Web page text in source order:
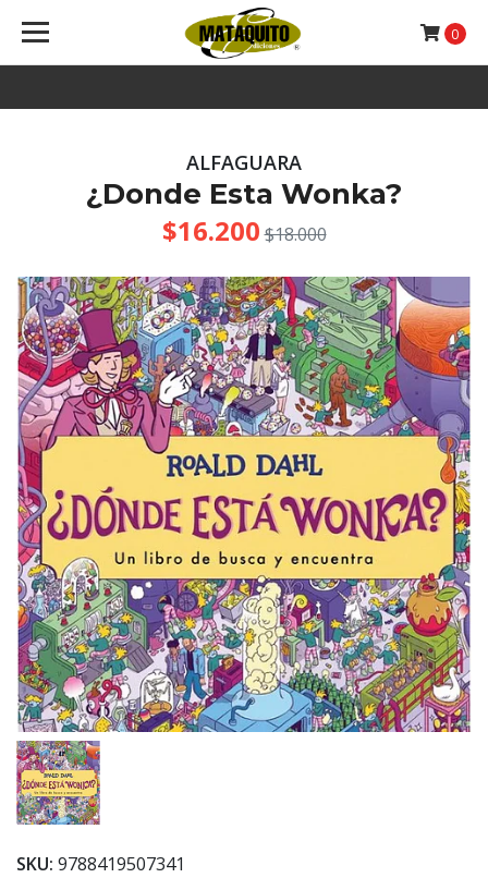
0
ALFAGUARA
¿Donde Esta Wonka?
$16.200 $18.000
SKU: 9788419507341